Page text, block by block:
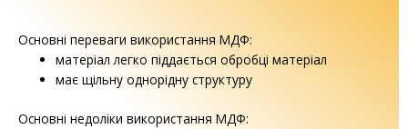
Основні переваги використання МДФ:
матеріал легко піддається обробці матеріал
має щільну однорідну структуру
Основні недоліки використання МДФ: